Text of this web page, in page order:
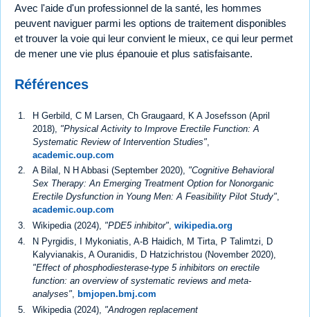
Avec l'aide d'un professionnel de la santé, les hommes
peuvent naviguer parmi les options de traitement disponibles
et trouver la voie qui leur convient le mieux, ce qui leur permet
de mener une vie plus épanouie et plus satisfaisante.
Références
H Gerbild, C M Larsen, Ch Graugaard, K A Josefsson (April
2018), "Physical Activity to Improve Erectile Function: A
Systematic Review of Intervention Studies"
academic.oup.com
A Bilal, N H Abbasi (September 2020), "Cognitive Behavioral
Sex Therapy: An Emerging Treatment Option for Nonorganic
Erectile Dysfunction in Young Men: A Feasibility Pilot Study",
academic.oup.com
Wikipedia (2024), "PDE5 inhibitor", wikipedia.org
N Pyrgidis, I Mykoniatis, A-B Haidich, M Tirta, P Talimtzi, D
Kalyvianakis, A Ouranidis, D Hatzichristou (November 2020),
"Effect of phosphodiesterase-type 5 inhibitors on erectile
function: an overview of systematic reviews and meta-
analyses", bmjopen.bmj.com
Wikipedia (2024), "Androgen replacement